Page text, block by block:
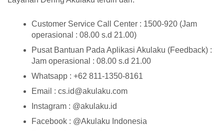
Customer Service Call Center : 1500-920 (Jam
operasional : 08.00 s.d 21.00)
Pusat Bantuan Pada Aplikasi Akulaku (Feedback) :
Jam operasional : 08.00 s.d 21.00
Whatsapp : +62 811-1350-8161
Email : cs.id@akulaku.com
Instagram : @akulaku.id
Facebook : @Akulaku Indonesia